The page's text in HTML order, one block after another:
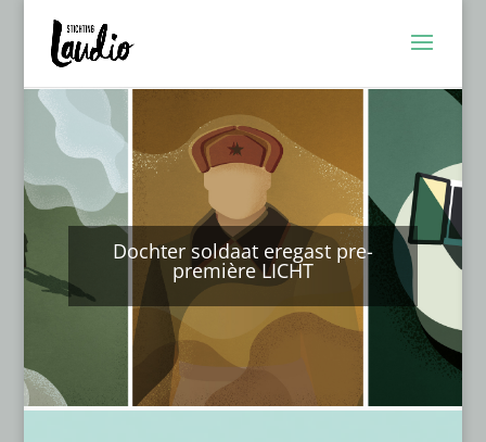
Dochter soldaat eregast pre-
première LICHT